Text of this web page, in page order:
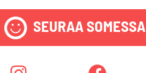
SEURAA SOMESSA